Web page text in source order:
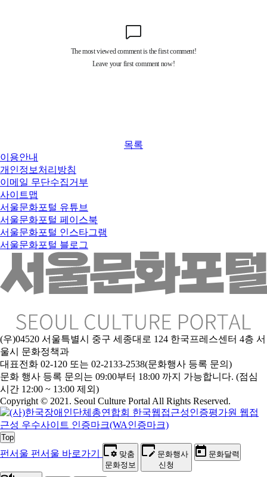
목록
이용안내
개인정보처리방침
이메일 무단수집거부
사이트맵
서울문화포털 유튜브
서울문화포털 페이스북
서울문화포털 인스타그램
서울문화포털 블로그
(우)04520 서울특별시 중구 세종대로 124 한국프레스센터 4층 서
울시 문화정책과
대표전화 02-120 또는 02-2133-2538(문화행사 등록 문의)
문화 행사 등록 문의는 09:00부터 18:00 까지 가능합니다. (점심
시간 12:00 ~ 13:00 제외)
Copyright © 2021. Seoul Culture Portal All Rights Reserved.
Top
펀서울 펀서울 바로가기
맞춤
문화정보
문화행사
신청
문화달력